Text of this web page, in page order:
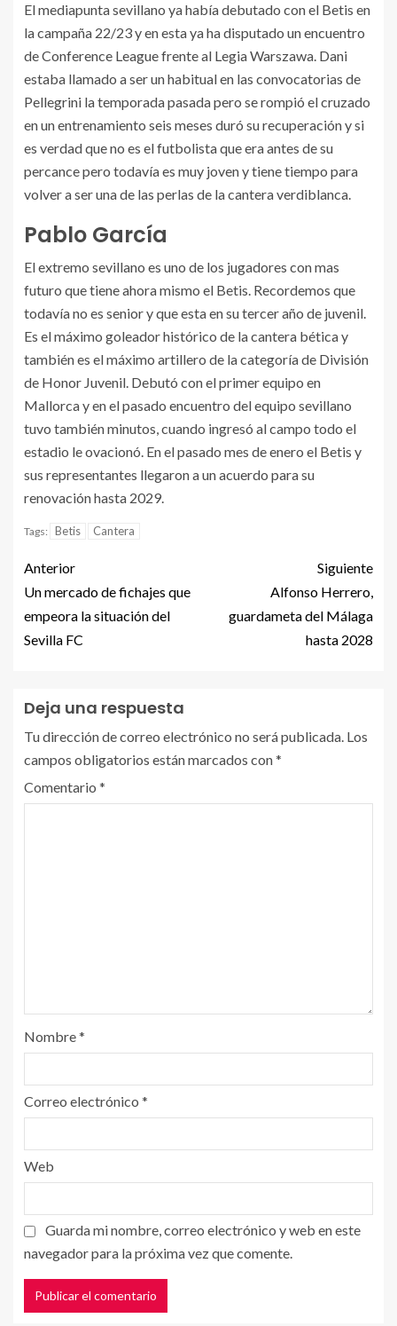
El mediapunta sevillano ya había debutado con el Betis en
la campaña 22/23 y en esta ya ha disputado un encuentro
de Conference League frente al Legia Warszawa. Dani
estaba llamado a ser un habitual en las convocatorias de
Pellegrini la temporada pasada pero se rompió el cruzado
en un entrenamiento seis meses duró su recuperación y si
es verdad que no es el futbolista que era antes de su
percance pero todavía es muy joven y tiene tiempo para
volver a ser una de las perlas de la cantera verdiblanca.
Pablo García
El extremo sevillano es uno de los jugadores con mas
futuro que tiene ahora mismo el Betis. Recordemos que
todavía no es senior y que esta en su tercer año de juvenil.
Es el máximo goleador histórico de la cantera bética y
también es el máximo artillero de la categoría de División
de Honor Juvenil. Debutó con el primer equipo en
Mallorca y en el pasado encuentro del equipo sevillano
tuvo también minutos, cuando ingresó al campo todo el
estadio le ovacionó. En el pasado mes de enero el Betis y
sus representantes llegaron a un acuerdo para su
renovación hasta 2029.
Tags: Betis Cantera
Anterior
Un mercado de fichajes que
empeora la situación del
Sevilla FC
Siguiente
Alfonso Herrero,
guardameta del Málaga
hasta 2028
Deja una respuesta
Tu dirección de correo electrónico no será publicada. Los
campos obligatorios están marcados con*
Comentario *
Nombre*
Correo electrónico *
Web
Guarda mi nombre, correo electrónico y web en este
navegador para la próxima vez que comente.